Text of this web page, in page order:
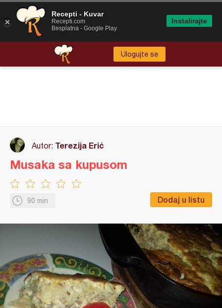
Ulogujte se
Autor: Terezija Erić
90 min Dodaj u listu
Musaka sa kupusom
Recepti - Kuvar
Recepti.com
Besplatna - Google Play
Instalirajte